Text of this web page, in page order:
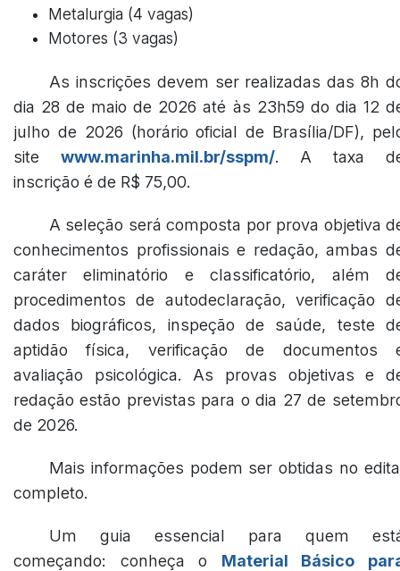
Metalurgia (4 vagas)
Motores (3 vagas)
As inscrições devem ser realizadas das 8h
dia 28 de maio de 2026 até às 23h59 do dia 12
julho de 2026 (horário oficial de Brasília/DF),
site www.marinha.mil.br/sspm/. A taxa
inscrição é de R$ 75,00.
A seleção será composta por prova objetiva
conhecimentos profissionais e redação, ambas
caráter eliminatório e classificatório, além
procedimentos de autodeclaração, verificação
dados biográficos, inspeção de saúde, teste
aptidão física, verificação de documentos
avaliação psicológica. As provas objetivas e
redação estão previstas para o dia 27 de
de 2026.
Mais informações podem ser obtidas no
completo.
Um guia essencial para quem
começando: conheça o Material Básico